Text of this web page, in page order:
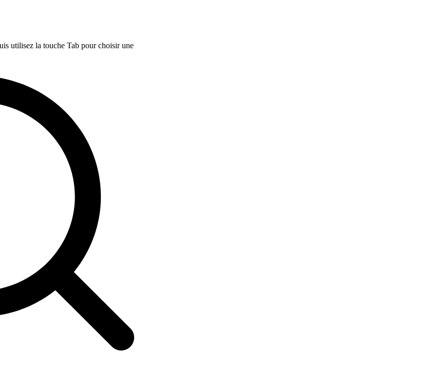
utilisez la touche Tab pour choisir une